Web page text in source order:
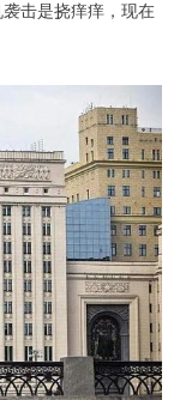
击是挠痒痒，现在